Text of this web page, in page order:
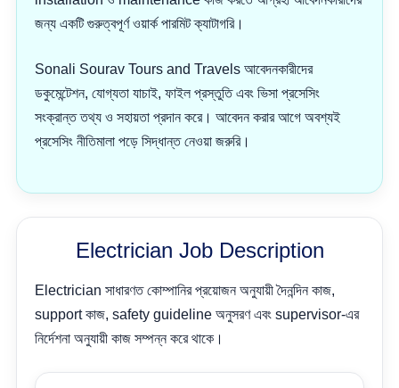
জন্য একটি গুরুত্বপূর্ণ ওয়ার্ক পারমিট ক্যাটাগরি।
Sonali Sourav Tours and Travels আবেদনকারীদের
ডকুমেন্টেশন, যোগ্যতা যাচাই, ফাইল প্রস্তুতি এবং ভিসা প্রসেসিং
সংক্রান্ত তথ্য ও সহায়তা প্রদান করে। আবেদন করার আগে অবশ্যই
প্রসেসিং নীতিমালা পড়ে সিদ্ধান্ত নেওয়া জরুরি।
Electrician Job Description
Electrician সাধারণত কোম্পানির প্রয়োজন অনুযায়ী দৈনন্দিন কাজ,
support কাজ, safety guideline অনুসরণ এবং supervisor-এর
নির্দেশনা অনুযায়ী কাজ সম্পন্ন করে থাকে।